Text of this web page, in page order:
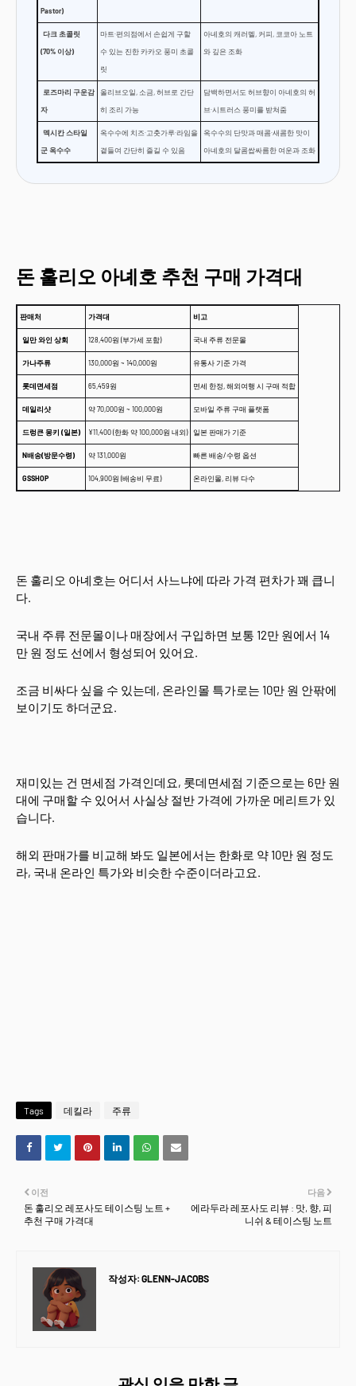
Pastor)
다크 초콜릿
(70% 이상)
마트·편의점에서 손쉽게 구할
수 있는 진한 카카오 풍미 초콜
릿
아녜호의 캐러멜, 커피, 코코아 노트
와 깊은 조화
로즈마리 구운감
자
올리브오일, 소금, 허브로 간단
히 조리 가능
담백하면서도 허브향이 아녜호의 허
브·시트러스 풍미를 받쳐줌
멕시칸 스타일
군 옥수수
옥수수에 치즈·고춧가루·라임을
곁들여 간단히 즐길 수 있음
옥수수의 단맛과 매콤·새콤한 맛이
아녜호의 달콤쌉싸름한 여운과 조화
돈 훌리오 아녜호 추천 구매 가격대
판매처 가격대 비고
일만 와인 상회 128,400원 (부가세 포함) 국내 주류 전문몰
가나주류 130,000원 ~ 140,000원 유통사 기준 가격
롯데면세점 65,459원 면세 한정, 해외여행 시 구매 적합
데일리샷 약 70,000원 ~ 100,000원 모바일 주류 구매 플랫폼
드렁큰 몽키 (일본) ¥11,400 (한화 약 100,000원 내외) 일본 판매가 기준
N배송(방문수령) 약 131,000원 빠른 배송/수령 옵션
GSSHOP 104,900원 (배송비 무료) 온라인몰, 리뷰 다수
돈 훌리오 아녜호는 어디서 사느냐에 따라 가격 편차가 꽤 큽니
다.
국내 주류 전문몰이나 매장에서 구입하면 보통 12만 원에서 14
만 원 정도 선에서 형성되어 있어요.
조금 비싸다 싶을 수 있는데, 온라인몰 특가로는 10만 원 안팎에
보이기도 하더군요.
재미있는 건 면세점 가격인데요, 롯데면세점 기준으로는 6만 원
대에 구매할 수 있어서 사실상 절반 가격에 가까운 메리트가 있
습니다.
해외 판매가를 비교해 봐도 일본에서는 한화로 약 10만 원 정도
라, 국내 온라인 특가와 비슷한 수준이더라고요.
Tags 데킬라 주류
다음
에라두라 레포사도 리뷰 : 맛, 향, 피
니쉬 & 테이스팅 노트
이전
돈 훌리오 레포사도 테이스팅 노트 +
추천 구매 가격대
작성자: GLENN-JACOBS